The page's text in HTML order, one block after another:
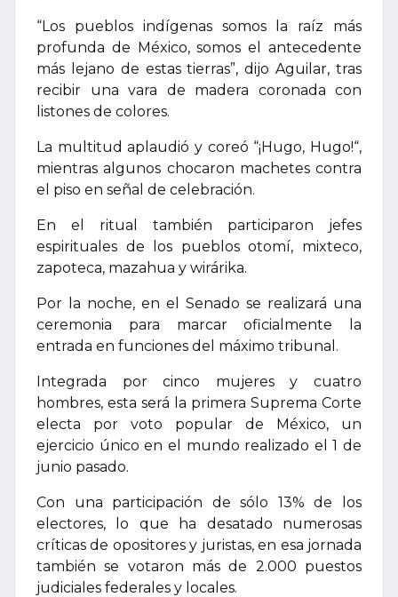
“Los pueblos indígenas somos la raíz más
profunda de México, somos el antecedente
más lejano de estas tierras”, dijo Aguilar, tras
recibir una vara de madera coronada con
listones de colores.
La multitud aplaudió y coreó “¡Hugo, Hugo!“,
mientras algunos chocaron machetes contra
el piso en señal de celebración.
En el ritual también participaron jefes
espirituales de los pueblos otomí, mixteco,
zapoteca, mazahua y wirárika.
Por la noche, en el Senado se realizará una
ceremonia para marcar oficialmente la
entrada en funciones del máximo tribunal.
Integrada por cinco mujeres y cuatro
hombres, esta será la primera Suprema Corte
electa por voto popular de México, un
ejercicio único en el mundo realizado el 1 de
junio pasado.
Con una participación de sólo 13% de los
electores, lo que ha desatado numerosas
críticas de opositores y juristas, en esa jornada
también se votaron más de 2.000 puestos
judiciales federales y locales.